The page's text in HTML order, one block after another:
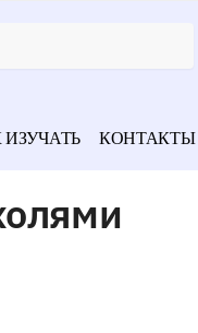
КОНТАКТЫ